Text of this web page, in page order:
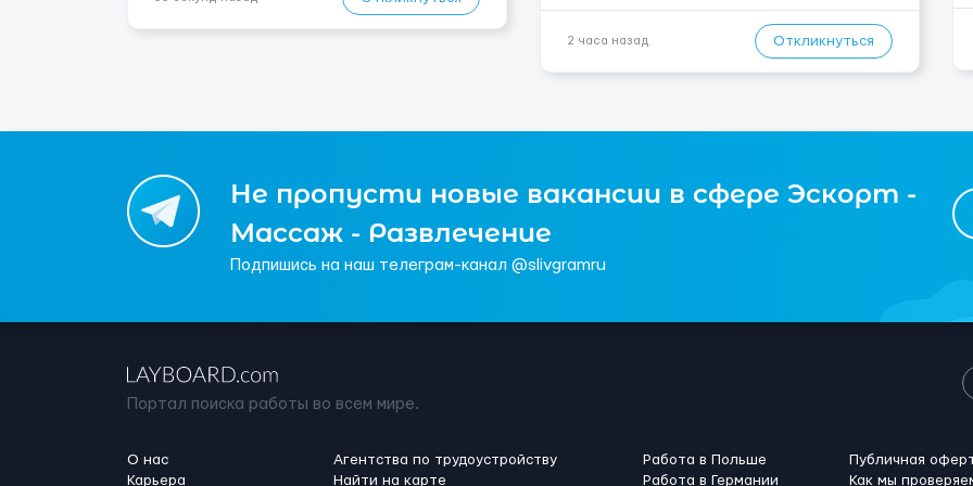
Выполнение малярных работ (шпатлевка,
грунтовка, покраска); - Штукатурные работы ...
2 часа назад Откликнуться
Не пропусти новые вакансии в сфере Эскорт -
Массаж - Развлечение
Подпишись на наш телеграм-канал @slivgramru
Портал поиска работы во всем мире.
О нас
Карьера
Агентства по трудоустройству
Найти на карте
Работа в Польше
Работа в Германии
Публичная
Как мы